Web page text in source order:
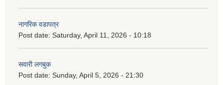
नागरिक वडापत्र
Post date: Saturday, April 11, 2026 - 10:18
सवारी लगबुक
Post date: Sunday, April 5, 2026 - 21:30